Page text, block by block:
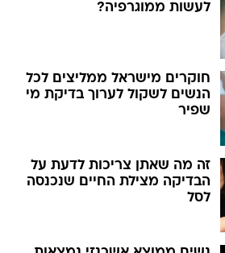
לעשות ממוגרפיה?
חוקרים מישראל ממליצים לכל
הנשים לשקול לערוך בדיקת מי
שפיר
זה מה שאתן צריכות לדעת על
הבדיקה מצילת החיים שנכנסה
לסל